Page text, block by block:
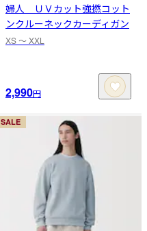
婦人 ＵＶカット強撚コット
ンクルーネックカーディガン
XS 〜 XXL
2,990円
SALE